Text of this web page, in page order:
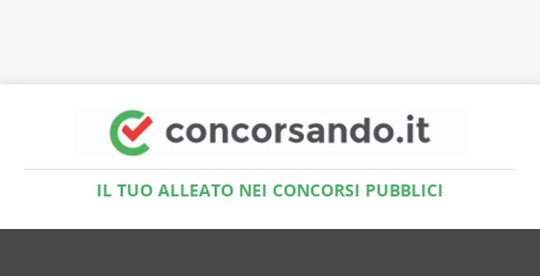
IL TUO ALLEATO NEI CONCORSI PUBBLICI